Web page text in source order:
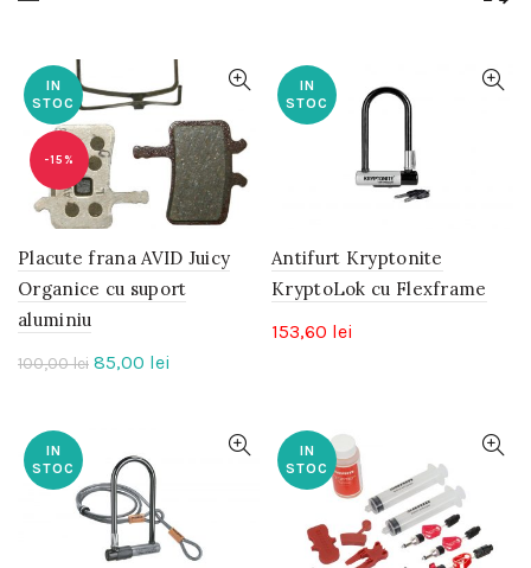
-15%
IN
STOC
Placute frana AVID Juicy
Organice cu suport
aluminiu
100,00lei Prețul
fost:
100,00 lei.
85,00 lei
85,00 lei.
IN
STOC
Antifurt Kryptonite
KryptoLok cu Flexframe
153,60 lei
IN
STOC
IN
STOC